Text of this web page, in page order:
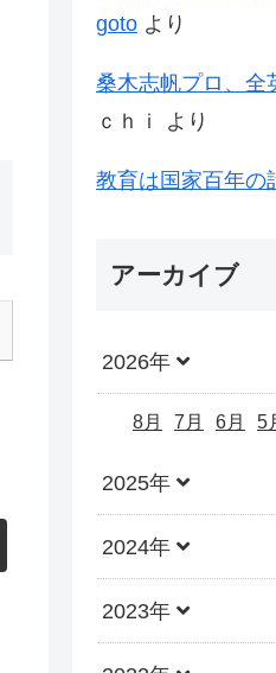
goto より
桑木志帆プロ、全
ｃｈｉ
より
教育は国家百年の
アーカイブ
2026年
8月 7月 6月 5
2025年
2024年
2023年